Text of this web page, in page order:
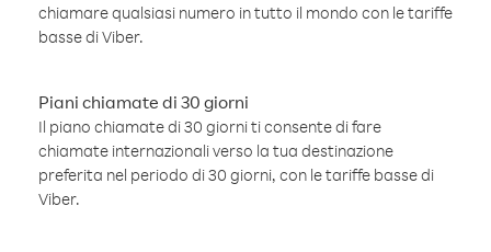
chiamare qualsiasi numero in tutto il mondo con le tariffe
basse di Viber.
Piani chiamate di 30 giorni
Il piano chiamate di 30 giorni ti consente di fare
chiamate internazionali verso la tua destinazione
preferita nel periodo di 30 giorni, con le tariffe basse di
Viber.